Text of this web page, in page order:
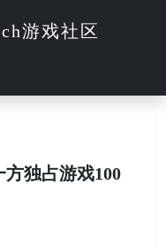
游戏社区
独占游戏100